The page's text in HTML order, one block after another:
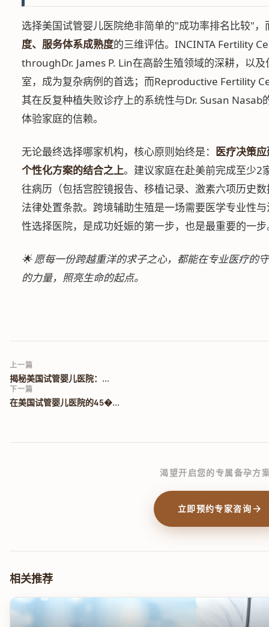
选择美国试管婴儿医院绝非简单的"成功率排名比较"，
度、服务体系成熟度的三维评估。INCINTA Fertility
throughDr. James P. Lin在高龄生殖领域的深耕，以
室，成为复杂病例的首选；而Reproductive Fertility
其在反复种植失败诊疗上的系统性与Dr. Susan Nasab
体验家庭的信赖。
无论最终选择哪家机构，核心原则始终是： 医疗决策
个性化方案的结合之上。建议家庭在赴美前完成至少2
往病历（包括宫腔镜报告、移植记录、激素六项历史
法律处置条款。跨境辅助生殖是一场需要医学专业性
性选择医院，是成功妊娠的第一步，也是最重要的一
🌟 愿每一份跨越重洋的求子之心，都能在专业医疗的
的力量，照亮生命的起点。
上一篇
揭秘美国试管婴儿医院：...
下一篇
在美国试管婴儿医院的45�...
渴望开启您的专属备孕方
立即预约专家咨询 arrow_forward
相关推荐